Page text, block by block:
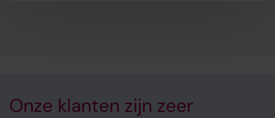
Onze klanten zijn zeer